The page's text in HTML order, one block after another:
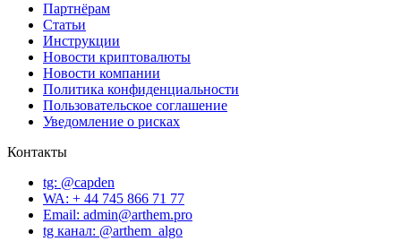
Партнёрам
Статьи
Инструкции
Новости криптовалюты
Новости компании
Политика конфиденциальности
Пользовательское соглашение
Уведомление о рисках
Контакты
tg: @capden
WA: + 44 745 866 71 77
Email: admin@arthem.pro
tg канал: @arthem_algo